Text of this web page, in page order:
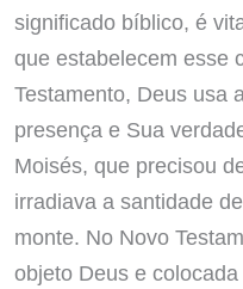
significado bíblico, é
que estabelecem esse
Testamento, Deus usa
presença e Sua
Moisés, que precisou
irradiava a santidade
monte. No Novo
objeto Deus e